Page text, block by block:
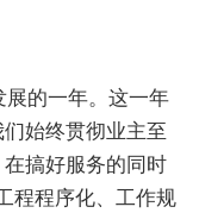
的一年。这一年
始终贯彻业主至
搞好服务的同时
程程序化、工作规